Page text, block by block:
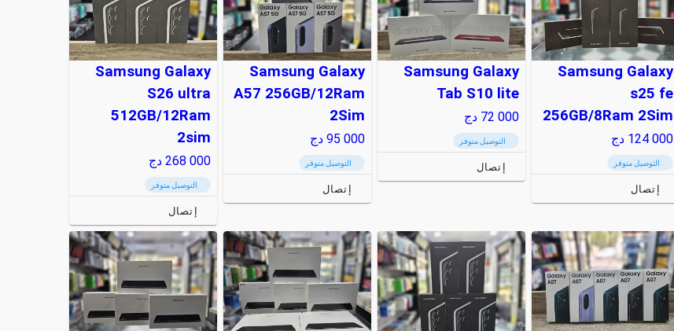
Samsung Galaxy
s25 fe
256GB/8Ram 2Sim
124 000 دج
التوصيل متوفر
إتصال
Samsung Galaxy
Tab S10 lite
72 000 دج
التوصيل متوفر
إتصال
Samsung Galaxy
A57 256GB/12Ram
2Sim
95 000 دج
التوصيل متوفر
إتصال
Samsung Galaxy
S26 ultra
512GB/12Ram
2sim
268 000 دج
التوصيل متوفر
إتصال